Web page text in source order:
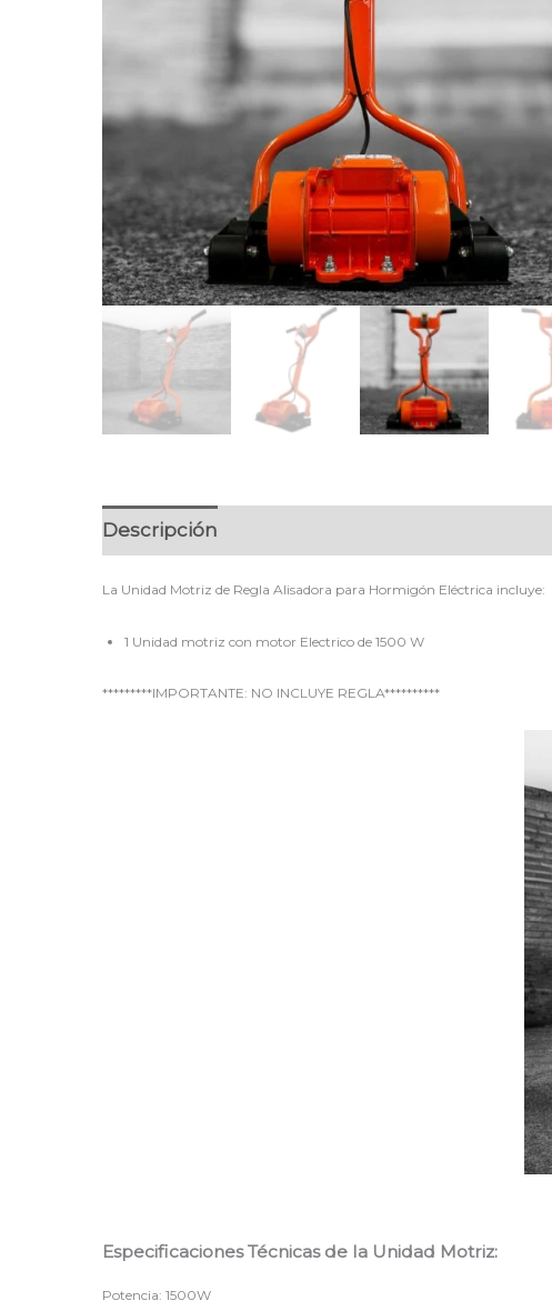
Descripción
La Unidad Motriz de Regla Alisadora para Hormigón Eléctrica incluye:
1 Unidad motriz con motor Electrico de 1500 W
*********IMPORTANTE: NO INCLUYE REGLA**********
Especificaciones Técnicas de la Unidad Motriz:
Potencia: 1500W